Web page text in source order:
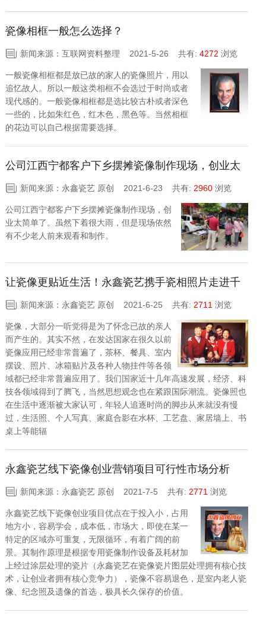
瓷像相框一般怎么选择？
新闻来源：互联网资料整理 2021-5-26 共有: 4272 浏览
一般瓷像相框都是放已故的家人的瓷像照片，用以
追忆故人。所以一般这类相框不会选过于时尚或者
现代感的。一般瓷像相框都是选比较古朴或者深色
一些的，比如朱红色，红木色，黑色等。当然相框
的花边可以自己根据需要选择。
公司江西宁都客户下乡摆摊瓷像制作现场，创业太
简单了
新闻来源：永鑫瓷艺 原创 2021-6-23 共有: 2960浏览
公司江西宁都客户下乡摆摊瓷像制作现场，创
业太简单了。虽然下着很大雨，但是现场依然
有不少老人前来观看和制作。
让瓷像更贴近生活！永鑫瓷艺携手瓷相照片走进千
家万户
新闻来源：永鑫瓷艺 原创 2021-6-25 共有: 2711 浏览
瓷像，大部分一听觉得是为了怀念已故的亲人
而产生的。其实不然，在发达国家在很久以前
瓷像应用已经非常普遍了，茶杯、餐具、室内
摆设、照片、冰箱贴片及各种人物挂件等各领
域都已经非常普遍应用了。我们国家近十几年高速发展，经济、科
技各领域得到了腾飞，当然思想观念也在紧跟国际潮流。瓷像照也
在生活中逐渐被大家认可，年轻人追逐时尚的脚步从来就没有慢
过，生活照、个人写真、家庭合影在水杯、工艺盘、家居墙上、书
桌上等能辐
永鑫瓷艺线下瓷像创业营销项目可行性市场分析
新闻来源：永鑫瓷艺 原创 2021-7-5 共有: 2771 浏览
永鑫瓷艺线下瓷像创业项目优点在于投入小，占用
地方小，容易学会，成本低，市场大，即使在某一
特定的区域亦可重复，无限循环，有着广阔的前
景。其制作原理是根据专用瓷像制作设备及耗材加
上经过涂层处理的瓷片（永鑫瓷艺在瓷像瓷片图层处理拥有核心技
术，让创业者拥有核心竞争力），瓷像不容易退色，是室内老人瓷
像、纪念照及遗像的首选，极具长久保存的价值。